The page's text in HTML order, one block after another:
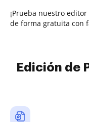
¡Prueba nuestro
de forma gratuita con
Edición de